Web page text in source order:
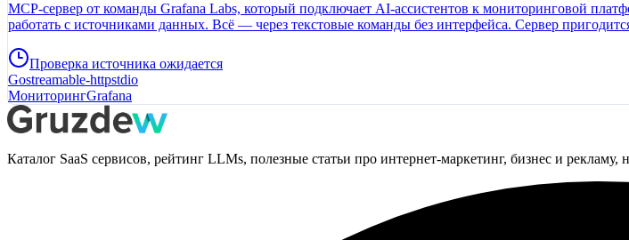
MCP-сервер от команды Grafana Labs, который подключает AI-ассистентов к мониторинговой
работать с источниками данных. Всё — через текстовые команды без интерфейса. Сервер пригодится DevOps-инженерам и разработчикам, которые хотят ускорить анализ инцидентов.
(версия 9.0 и выше) и Grafana Cloud. Для работы нужен сервисный аккаунт с токеном доступа.
Проверка источника ожидается
Gostreamable-httpstdio
МониторингGrafana
Каталог SaaS сервисов, рейтинг LLMs, полезные статьи про интернет-маркетинг, бизнес и